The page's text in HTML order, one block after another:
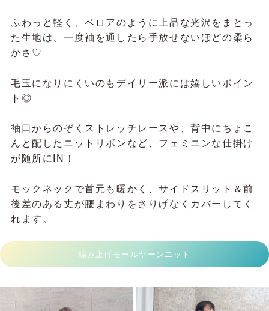
ふわっと軽く、ベロアのように上品な光沢をまとっ
た生地は、一度袖を通したら手放せないほどの柔ら
かさ♡
毛玉になりにくいのもデイリー派には嬉しいポイン
ト◎
袖口からのぞくストレッチレースや、背中にちょこ
んと配したニットリボンなど、フェミニンな仕掛け
が随所にIN！
モックネックで首元も暖かく、サイドスリット＆前
後差のある丈が腰まわりをさりげなくカバーしてく
れます。
編み上げモールヤーンニット